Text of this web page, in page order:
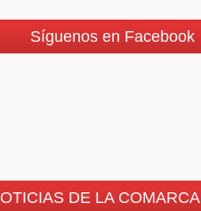
Síguenos en Facebook
DE LA COMARCA